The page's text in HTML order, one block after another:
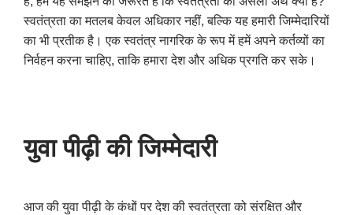
स्वतंत्रता का मतलब केवल अधिकार नहीं, बल्कि यह हमारी जिम्मेदारियों
का भी प्रतीक है। एक स्वतंत्र नागरिक के रूप में हमें अपने कर्तव्यों का
निर्वहन करना चाहिए, ताकि हमारा देश और अधिक प्रगति कर सके।
युवा पीढ़ी की जिम्मेदारी
आज की युवा पीढ़ी के कंधों पर देश की स्वतंत्रता को संरक्षित और